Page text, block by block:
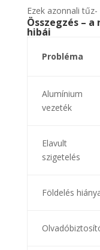
Ezek azonnali
Összegzés –
hibái
Probléma
Alumínium
vezeték
Elavult
szigetelés
Földelés